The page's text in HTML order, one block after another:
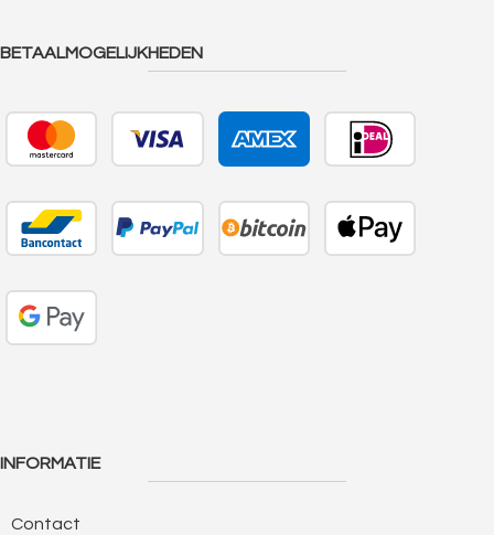
BETAALMOGELIJKHEDEN
INFORMATIE
Contact